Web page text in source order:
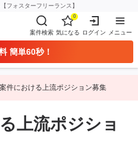
フォスターフリーランス】
案件検索
0
気になる ログイン メニュー
簡単60秒！
件における上流ポジション募集
上流ポジショ